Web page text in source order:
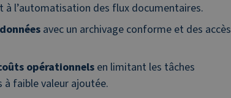
à l’automatisation des flux documentaires.
avec un archivage conforme et des accès
opérationnelsen limitant les tâches
faible valeur ajoutée.